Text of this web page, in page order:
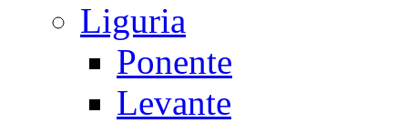
Liguria
Ponente
Levante